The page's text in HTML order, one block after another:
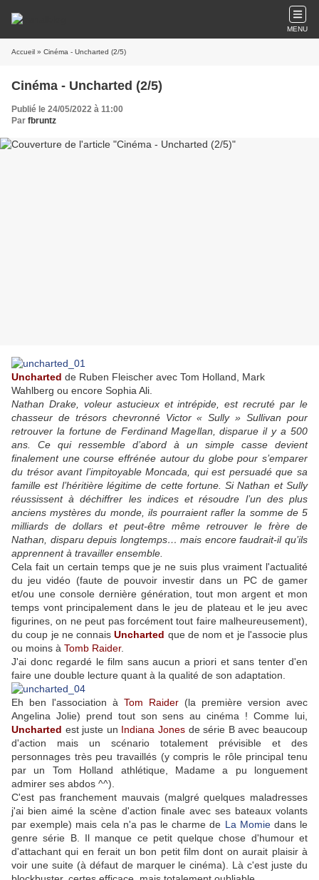
MENU
Accueil » Cinéma - Uncharted (2/5)
Cinéma - Uncharted (2/5)
Publié le 24/05/2022 à 11:00
Par fbruntz
Uncharted de Ruben Fleischer avec Tom Holland, Mark
Wahlberg ou encore Sophia Ali.
Nathan Drake, voleur astucieux et intrépide, est recruté par le
chasseur de trésors chevronné Victor « Sully » Sullivan pour
retrouver la fortune de Ferdinand Magellan, disparue il y a 500
ans. Ce qui ressemble d’abord à un simple casse devient
finalement une course effrénée autour du globe pour s’emparer
du trésor avant l’impitoyable Moncada, qui est persuadé que sa
famille est l’héritière légitime de cette fortune. Si Nathan et Sully
réussissent à déchiffrer les indices et résoudre l’un des plus
anciens mystères du monde, ils pourraient rafler la somme de 5
milliards de dollars et peut-être même retrouver le frère de
Nathan, disparu depuis longtemps… mais encore faudrait-il qu’ils
apprennent à travailler ensemble.
Cela fait un certain temps que je ne suis plus vraiment l'actualité
du jeu vidéo (faute de pouvoir investir dans un PC de gamer
et/ou une console dernière génération, tout mon argent et mon
temps vont principalement dans le jeu de plateau et le jeu avec
figurines, on ne peut pas forcément tout faire malheureusement),
du coup je ne connaisUncharted que de nom et je l'associe plus
ou moins à Tomb Raider.
J'ai donc regardé le film sans aucun a priori et sans tenter d'en
faire une double lecture quant à la qualité de son adaptation.
Eh ben l'association à Tom Raider (la première version avec
Angelina Jolie) prend tout son sens au cinéma ! Comme lui,
Uncharted est juste un Indiana Jones de série B avec beaucoup
d'action mais un scénario totalement prévisible et des
personnages très peu travaillés (y compris le rôle principal tenu
par un Tom Holland athlétique, Madame a pu longuement
admirer ses abdos ^^).
C'est pas franchement mauvais (malgré quelques maladresses
j'ai bien aimé la scène d'action finale avec ses bateaux volants
par exemple) mais cela n'a pas le charme de La Momiedans le
genre série B. Il manque ce petit quelque chose d'humour et
d'attachant qui en ferait un bon petit film dont on aurait plaisir à
voir une suite (à défaut de marquer le cinéma). Là c'est juste du